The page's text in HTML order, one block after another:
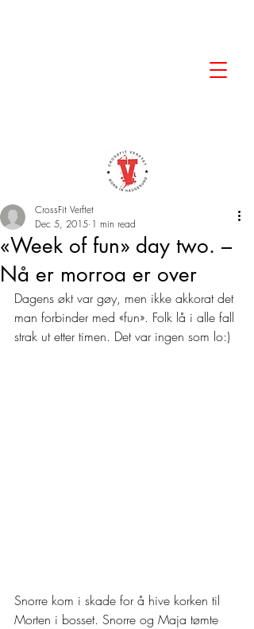
«Week of fun» day two. –
Nå er morroa er over
CrossFit Verftet
Dec 5, 2015 1 min read
Dagens økt var gøy, men ikke akkorat det
man forbinder med «fun». Folk lå i alle fall
strak ut etter timen. Det var ingen som lo:)
Snorre kom i skade for å hive korken til
Morten i bosset. Snorre og Maja tømte